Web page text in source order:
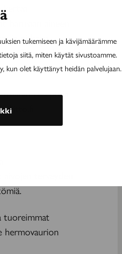
tukemiseen ja kävijämäärämme
siitä, miten käytät sivustoamme.
kun olet käyttänyt heidän palvelujaan.
aineen
ja pitkään
Tämä näkyy
reseptejä
tuoreimmat
hermovaurion